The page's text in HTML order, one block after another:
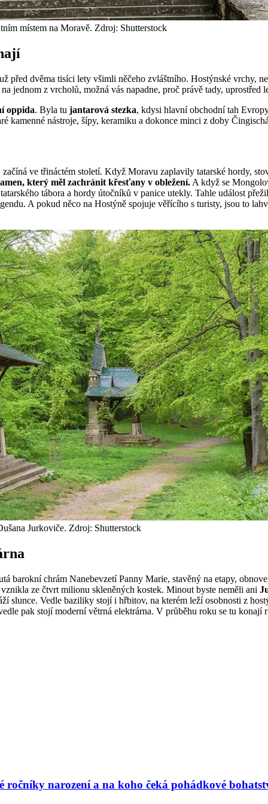
místem na Moravě. Zdroj: Shutterstock
před dvěma tisíci lety všimli něčeho zvláštního. Hostýnské vrchy,
na jednom z vrcholů, možná vás napadne, proč právě tady,
oppida. Byla tu jantarová stezka, kdysi hlavní obchodní tah
kamenné nástroje, šípy, keramiku a dokonce minci z doby
ve třináctém století. Když Moravu zaplavily tatarské hordy,
který měl zachránit křesťany v obležení. A když se
tábora a hordy útočníků v panice utekly. Tahle událost
A pokud něco na Hostýně spojuje věřícího s turisty, jsou to
Jurkoviče. Zdroj: Shutterstock
barokní chrám Nanebevzetí Panny Marie, stavěný na etapy,
ze čtvrt milionu skleněných kostek. Minout byste neměli ani
slunce. Vedle baziliky stojí i hřbitov, na kterém leží osobnosti z
pak stojí moderní větrná elektrárna. V průběhu roku se tu
narození a na koho čeká pohádkové